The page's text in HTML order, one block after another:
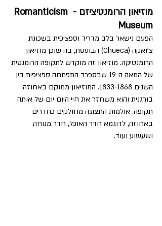
מוזיאון הרומנטיציזם - Romanticism
Museum
הפעם נישאר בלב מדריד וספציפית בשכונת
צ'ואקה (Chueca) הבועטת, בה שוכן מוזיאון
הרומנטיקה. מוזיאון זה מוקדש לתקופה הרומנטית
של המאה ה-19 שבספרד התפתחה ספציפית בין
השנים 1833-1868. המוזיאון ממוקם באחוזה
בורגנית והוא משחזר את חיי היום יום של אותה
תקופה. אולמות התצוגה מחולקים כחדרים
באחוזה, לדוגמא חדר האוכל, חדר מנוחה
ושעשוע ועוד.